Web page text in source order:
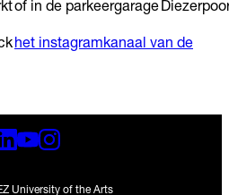
of in de parkeergarage
het instagramkanaal van de
University of the Arts